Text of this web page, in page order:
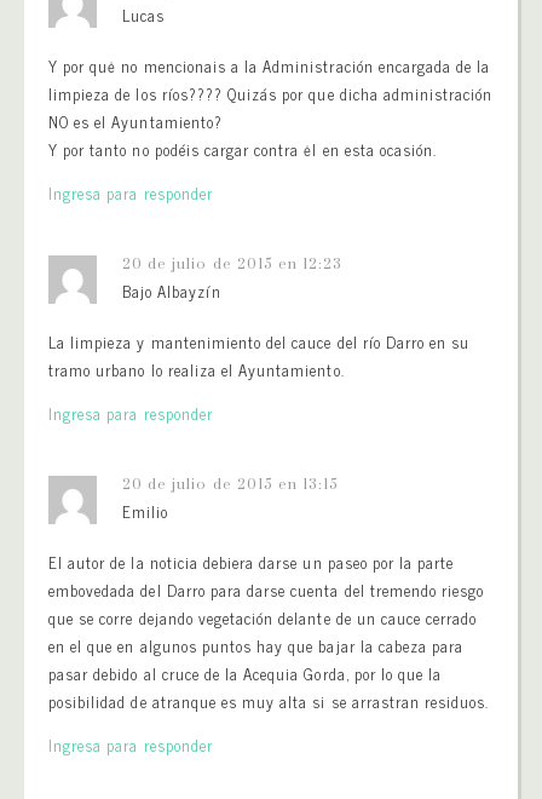
Lucas
Y por quė no mencionais a la Administración encargada de la
limpieza de los ríos???? Quizás por que dicha administración
NO es el Ayuntamiento?
Y por tanto no podéis cargar contra ėl en esta ocasión.
Ingresa para responder
20 de julio de 2015 en 12:23
Bajo Albayzín
La limpieza y mantenimiento del cauce del río Darro en su
tramo urbano lo realiza el Ayuntamiento.
Ingresa para responder
20 de julio de 2015 en 13:15
Emilio
El autor de la noticia debiera darse un paseo por la parte
embovedada del Darro para darse cuenta del tremendo riesgo
que se corre dejando vegetación delante de un cauce cerrado
en el que en algunos puntos hay que bajar la cabeza para
pasar debido al cruce de la Acequia Gorda, por lo que la
posibilidad de atranque es muy alta si se arrastran residuos.
Ingresa para responder